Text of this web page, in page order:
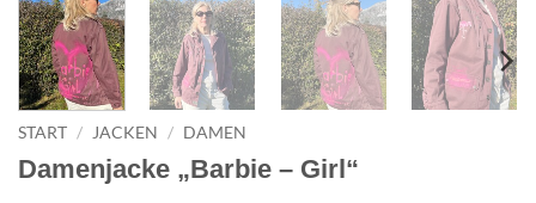
START / JACKEN / DAMEN
Damenjacke „Barbie – Girl“